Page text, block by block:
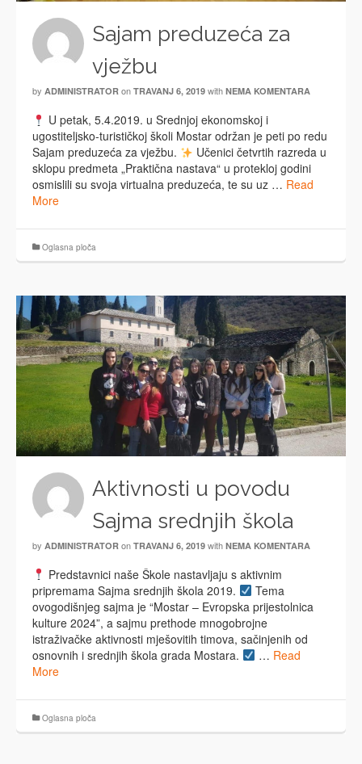
Sajam preduzeća za
vježbu
by ADMINISTRATOR on TRAVANJ 6, 2019 with NEMA KOMENTARA
U petak, 5.4.2019. u Srednjoj ekonomskoj i
ugostiteljsko-turističkoj školi Mostar održan je peti po redu
Sajam preduzeća za vježbu.
Učenici četvrtih razreda u
sklopu predmeta „Praktična nastava“ u protekloj godini
osmislili su svoja virtualna preduzeća, te su uz … Read
More
Oglasna ploča
Aktivnosti u povodu
Sajma srednjih škola
by ADMINISTRATOR on TRAVANJ 6, 2019 with NEMA KOMENTARA
Predstavnici naše Škole nastavljaju s aktivnim
pripremama Sajma srednjih škola 2019.
Tema
ovogodišnjeg sajma je “Mostar – Evropska prijestolnica
kulture 2024”, a sajmu prethode mnogobrojne
istraživačke aktivnosti mješovitih timova, sačinjenih od
osnovnih i srednjih škola grada Mostara.
… Read
More
Oglasna ploča